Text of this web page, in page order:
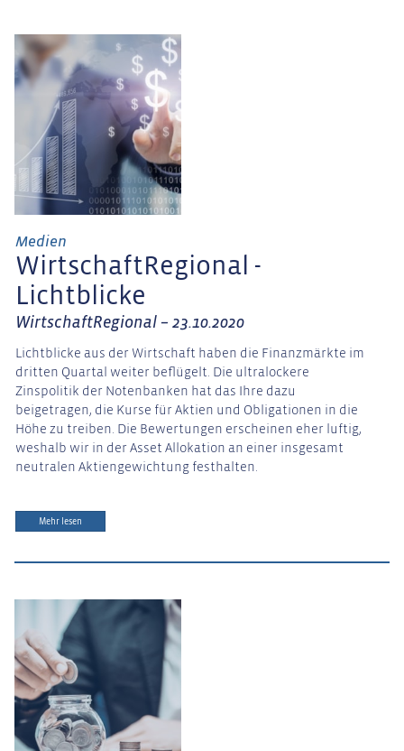
Medien
WirtschaftRegional -
Lichtblicke
WirtschaftRegional – 23.10.2020
Lichtblicke aus der Wirtschaft haben die Finanzmärkte im
dritten Quartal weiter beflügelt. Die ultralockere
Zinspolitik der Notenbanken hat das Ihre dazu
beigetragen, die Kurse für Aktien und Obligationen in die
Höhe zu treiben. Die Bewertungen erscheinen eher luftig,
weshalb wir in der Asset Allokation an einer insgesamt
neutralen Aktiengewichtung festhalten.
Mehr lesen